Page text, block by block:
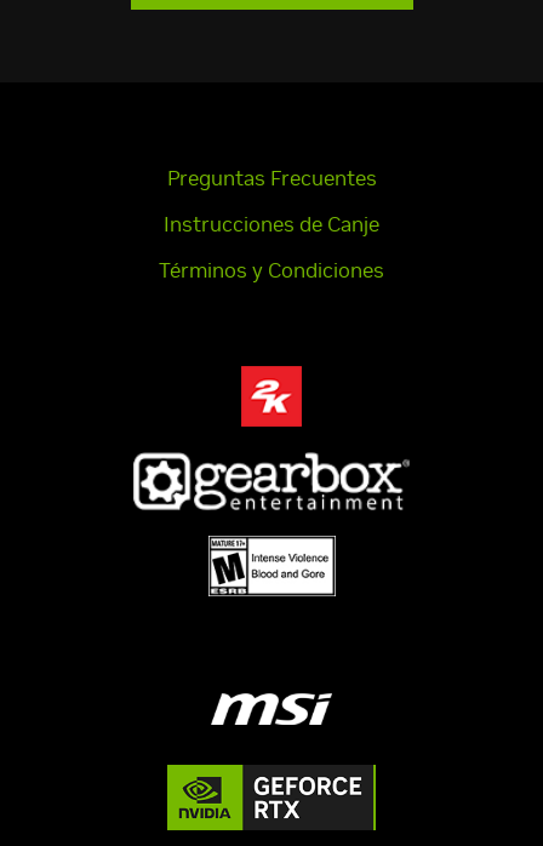
Preguntas Frecuentes
Instrucciones de Canje
Términos y Condiciones